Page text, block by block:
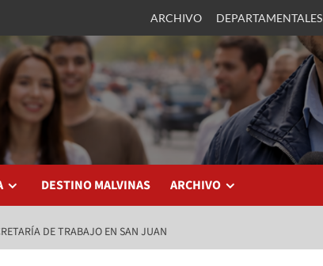
ARCHIVO DEPARTAMENTALES
DESTINO MALVINAS ARCHIVO
DE TRABAJO EN SAN JUAN